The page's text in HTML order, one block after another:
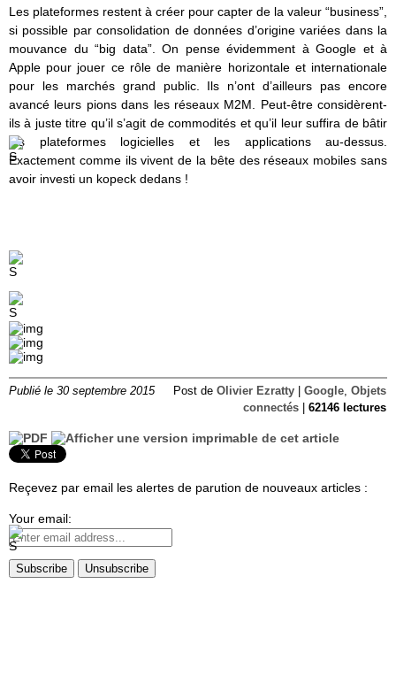
Les plateformes restent à créer pour capter de la valeur “business”,
si possible par consolidation de données d’origine variées dans la
mouvance du “big data”. On pense évidemment à Google et à
Apple pour jouer ce rôle de manière horizontale et internationale
pour les marchés grand public. Ils n’ont d’ailleurs pas encore
avancé leurs pions dans les réseaux M2M. Peut-être considèrent-
ils à juste titre qu’il s’agit de commodités et qu’il leur suffira de bâtir
les plateformes logicielles et les applications au-dessus.
Exactement comme ils vivent de la bête des réseaux mobiles sans
avoir investi un kopeck dedans !
Publié le 30 septembre 2015 Post de Olivier Ezratty Google, Objets
connectés
62146 lectures
Reçevez par email les alertes de parution de nouveaux articles :
Your email: